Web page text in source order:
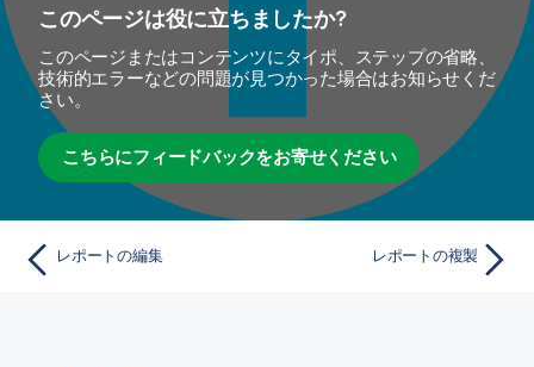
このページは役に立ちましたか?
このページまたはコンテンツにタイポ、ステップの省略、
技術的エラーなどの問題が見つかった場合はお知らせくだ
さい。
こちらにフィードバックをお寄せください
レポートの編集 レポートの複製